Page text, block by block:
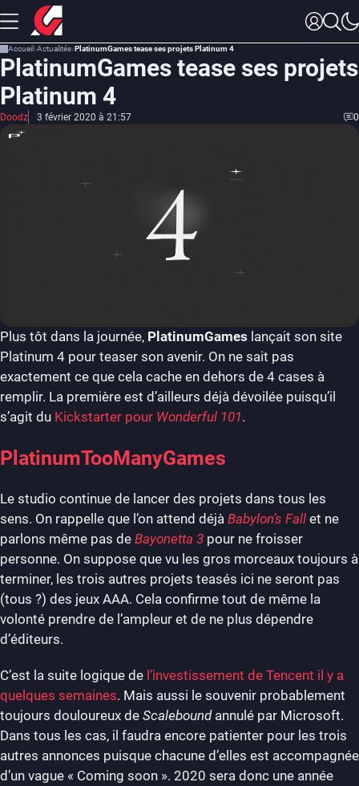
Accueil Actualités PlatinumGames tease ses projets Platinum 4
PlatinumGames tease ses projets
Platinum 4
Doodz 3 février 2020 à 21:57 0
Plus tôt dans la journée, PlatinumGames lançait son site
Platinum 4 pour teaser son avenir. On ne sait pas
exactement ce que cela cache en dehors de 4 cases à
remplir. La première est d’ailleurs déjà dévoilée puisqu’il
s’agit du Kickstarter pour Wonderful 101.
PlatinumTooManyGames
Le studio continue de lancer des projets dans tous les
sens. On rappelle que l’on attend déjà Babylon’s Fall et ne
parlons même pas de Bayonetta 3 pour ne froisser
personne. On suppose que vu les gros morceaux toujours à
terminer, les trois autres projets teasés ici ne seront pas
(tous ?) des jeux AAA. Cela confirme tout de même la
volonté prendre de l’ampleur et de ne plus dépendre
d’éditeurs.
C’est la suite logique de l’investissement de Tencent il y a
quelques semaines. Mais aussi le souvenir probablement
toujours douloureux de Scaleboundannulé par Microsoft.
Dans tous les cas, il faudra encore patienter pour les trois
autres annonces puisque chacune d’elles est accompagnée
d’un vague « Coming soon ». 2020 sera donc une année